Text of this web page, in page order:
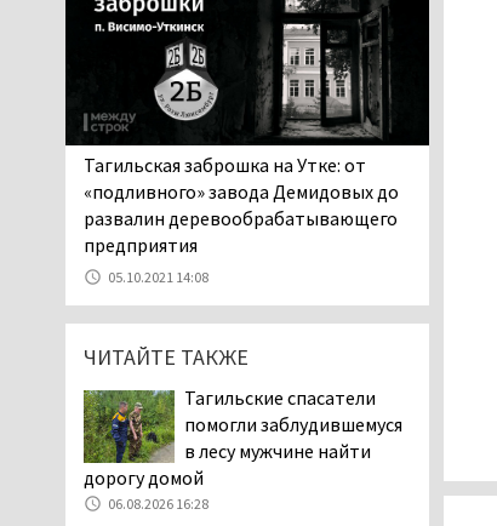
города перекроют
центральные улицы и
ограничат парковку
07.08.2026 12:57
В суд направлено
уголовное дело о
мошенничестве при
строительстве ИЖС в Нижнем
Тагиле
Екатеринбург подвергся
атаке БПЛА, восемь из
них были сбиты, три
центра
07.08.2026 11:28
Тагильские спасатели
помогли заблудившемуся
Тагильская заброшка на Утке: от
«подливного» завода Демидовых до
развалин деревообрабатывающего
предприятия
05.10.2021 14:08
ЧИТАЙТЕ ТАКЖЕ
Тагильские спасатели
помогли заблудившемуся
в лесу мужчине найти
дорогу домой
06.08.2026 16:28